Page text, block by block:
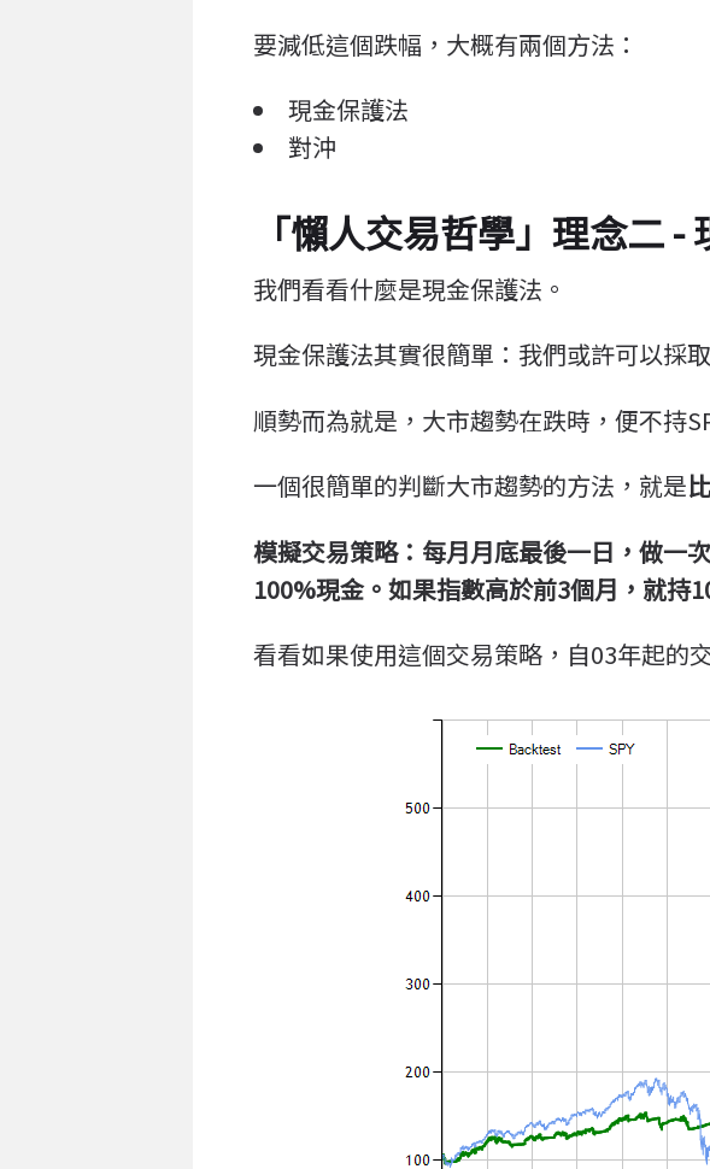
要減低這個跌幅，大概有兩個方法：
現金保護法
對沖
「懶人交易哲學」理念二 -
我們看看什麼是現金保護法。
現金保護法其實很簡單：我們或許可以採
順勢而為就是，大市趨勢在跌時，便不持
一個很簡單的判斷大市趨勢的方法，就是
模擬交易策略：每月月底最後一日，做一
100%現金。如果指數高於前3個月，就持
看看如果使用這個交易策略，自03年起的